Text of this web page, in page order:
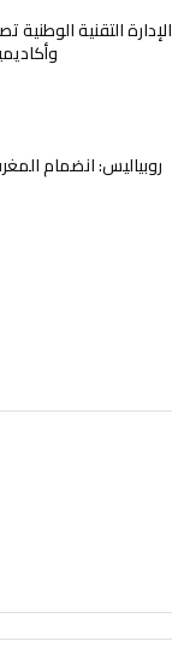
الإدارة التقنية الوطنية
روبياليس: انضمام